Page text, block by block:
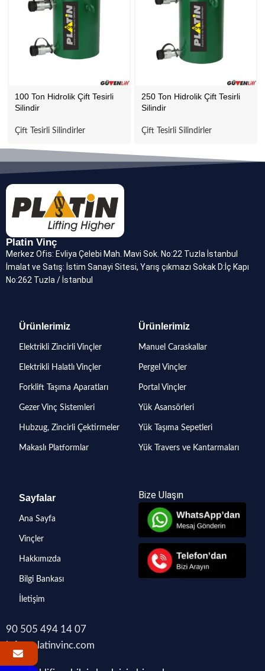
100 Ton Hidrolik Çift Tesirli
Silindir
Çift Tesirli Silindirler
250 Ton Hidrolik Çift Tesirli
Silindir
Çift Tesirli Silindirler
Platin Vinç
Merkez Ofis: Evliya Çelebi Mah. Mavi Sok. No:22 Tuzla İstanbul
İmalat ve Satış: İstim Sanayi Sitesi, Yarış çıkmazı Sokak D:İç Kapı
No:262 Tuzla / İstanbul
Ürünlerimiz
Elektrikli Zincirli Vinçler
Elektrikli Halatlı Vinçler
Forklift Taşıma Aparatları
Gezer Vinç Sistemleri
Hubzug, Zincirli Çektirmeler
Makaslı Platformlar
Ürünlerimiz
Manuel Caraskallar
Pergel Vinçler
Portal Vinçler
Yük Asansörleri
Yük Taşıma Sepetleri
Yük Travers ve Kantarmaları
Sayfalar
Ana Sayfa
Vinçler
Hakkımızda
Bilgi Bankası
İletişim
Bize Ulaşın
90 505 494 14 07
info@platinvinc.com